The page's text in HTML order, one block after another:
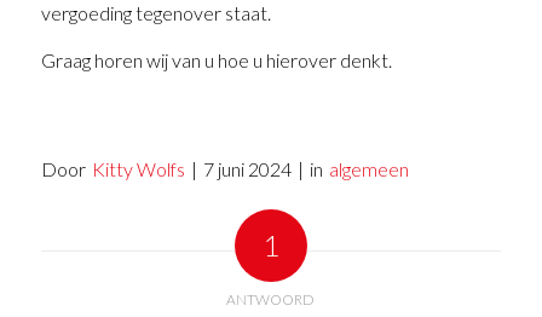
vergoeding tegenover staat.
Graag horen wij van u hoe u hierover denkt.
Door Kitty Wolfs | 7 juni 2024 | in algemeen
1
ANTWOORD